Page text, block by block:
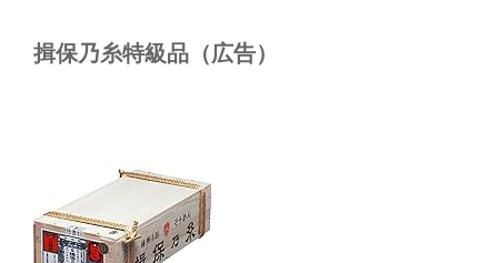
揖保乃糸特級品（広告）